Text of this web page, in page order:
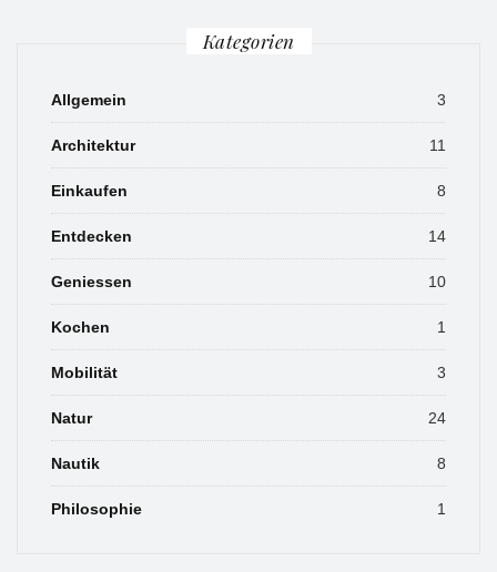
Kategorien
Allgemein 3
Architektur 11
Einkaufen 8
Entdecken 14
Geniessen 10
Kochen 1
Mobilität 3
Natur 24
Nautik 8
Philosophie 1